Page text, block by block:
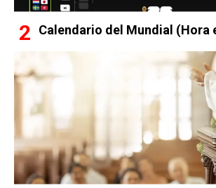
Calendario del Mundial (Hora